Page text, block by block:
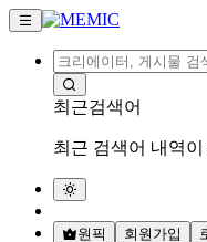
최근검색어
최근 검색어 내역
원픽 회원가입